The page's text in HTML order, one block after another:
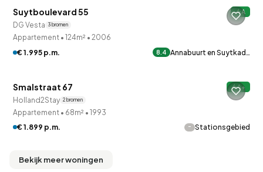
Suytboulevard 55 A
DG Vesta 3 bronnen
Appartement • 124m² • 2006
€ 1.995 p.m.
8.4 Annabuurt en Suytkad…
QUICKLANE™
Smalstraat 67 A+
Holland2Stay 2 bronnen
Appartement • 68m² • 1993
€ 1.899 p.m.
- Stationsgebied
Bekijk meer woningen